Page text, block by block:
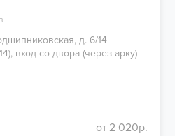
д. 6/14
вход со двора (через арку)
от 2 020р.